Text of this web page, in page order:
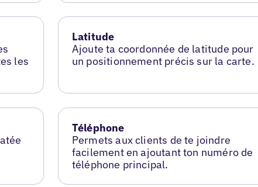
les
Latitude
Ajoute ta coordonnée de latitude pour
un positionnement précis sur la carte.
Téléphone
Permets aux clients de te joindre
facilement en ajoutant ton numéro de
téléphone principal.